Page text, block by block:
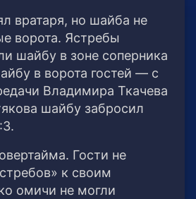
вратаря, но шайба не
ворота. Ястребы
шайбу в зоне соперника
в ворота гостей — с
Владимира Ткачева
шайбу забросил
Гости не
к своим
омичи не могли